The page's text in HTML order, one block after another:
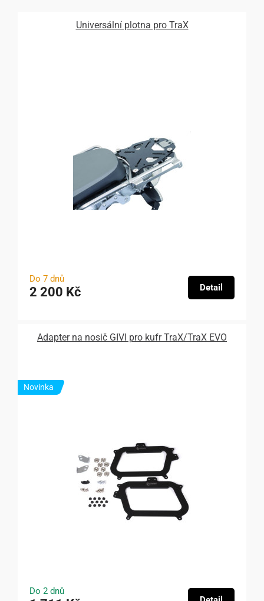
Universální plotna pro TraX
Do 7 dnů
2 200 Kč Detail
Adapter na nosič GIVI pro kufr TraX/TraX EVO
Novinka
Do 2 dnů